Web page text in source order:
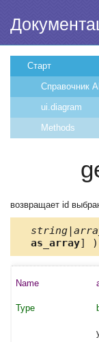
Старт
Справочник
ui.diagram
Methods
возвращает id
as_array]